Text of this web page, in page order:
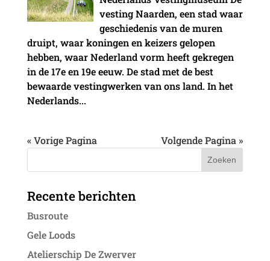
vesting Naarden, een stad waar
geschiedenis van de muren
druipt, waar koningen en keizers gelopen
hebben, waar Nederland vorm heeft gekregen
in de 17e en 19e eeuw. De stad met de best
bewaarde vestingwerken van ons land. In het
Nederlands...
« Vorige Pagina Volgende Pagina »
Recente berichten
Busroute
Gele Loods
Atelierschip De Zwerver